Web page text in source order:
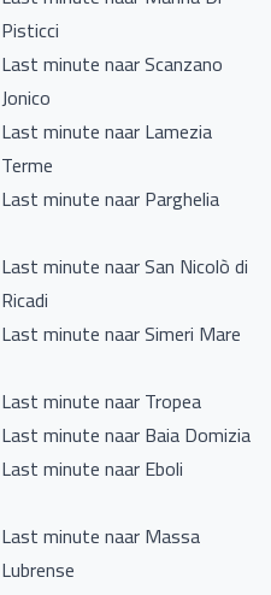
Pisticci
Last minute naar Scanzano
Jonico
Last minute naar Lamezia
Terme
Last minute naar Parghelia
Last minute naar San Nicolò di
Ricadi
Last minute naar Simeri Mare
Last minute naar Tropea
Last minute naar Baia Domizia
Last minute naar Eboli
Last minute naar Massa
Lubrense